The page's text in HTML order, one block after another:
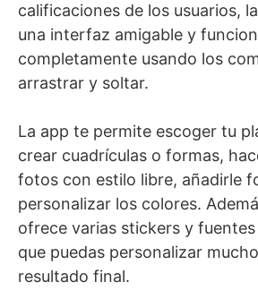
calificaciones de los usuarios,
una interfaz amigable y
completamente usando los
arrastrar y soltar.
La app te permite escoger tu
crear cuadrículas o formas,
fotos con estilo libre, añadirle
personalizar los colores.
ofrece varias stickers y
que puedas personalizar
resultado final.